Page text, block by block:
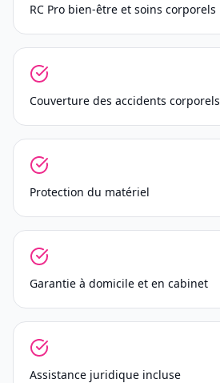
RC Pro bien-être et soins corporels
Couverture des accidents corporels
Protection du matériel
Garantie à domicile et en cabinet
Assistance juridique incluse